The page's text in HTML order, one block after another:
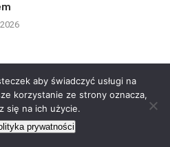
hacking w rekrutacji IT – jak
ROI CV i wygrać rynek
2026
aby świadczyć usługi na
korzystanie ze strony oznacza,
się na ich użycie.
prywatności